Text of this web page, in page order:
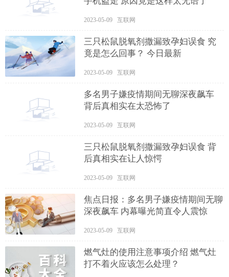
2023-05-09 互联网
三只松鼠脱氧剂撒漏致孕妇误食 究
竟是怎么回事？ 今日最新
2023-05-09 互联网
多名男子嫌疫情期间无聊深夜飙车
背后真相实在太恐怖了
2023-05-09 互联网
三只松鼠脱氧剂撒漏致孕妇误食 背
后真相实在让人惊愕
2023-05-09 互联网
焦点日报：多名男子嫌疫情期间无聊
深夜飙车 内幕曝光简直令人震惊
2023-05-09 互联网
燃气灶的使用注意事项介绍 燃气灶
打不着火应该怎么处理？